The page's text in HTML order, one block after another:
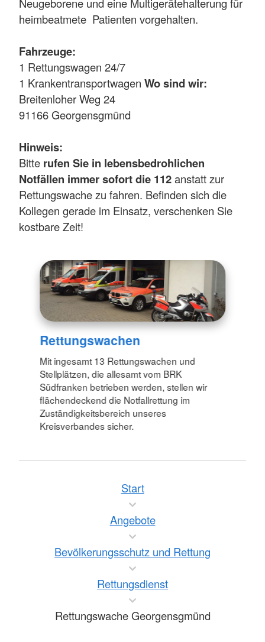
heimbeatmete Patienten vorgehalten.
Fahrzeuge:
1 Rettungswagen 24/7
1 Krankentransportwagen Wo sind wir:
Breitenloher Weg 24
91166 Georgensgmünd
Hinweis:
Bitte rufen Sie in lebensbedrohlichen
Notfällen immer sofort die 112anstatt zur
Rettungswache zu fahren. Befinden sich die
Kollegen gerade im Einsatz, verschenken Sie
kostbare Zeit!
Rettungswachen
Mit ingesamt 13 Rettungswachen und
Stellplätzen, die allesamt vom BRK
Südfranken betrieben werden, stellen wir
flächendeckend die Notfallrettung im
Zuständigkeitsbereich unseres
Kreisverbandes sicher.
Start
Angebote
Bevölkerungsschutz und Rettung
Rettungsdienst
Rettungswache Georgensgmünd